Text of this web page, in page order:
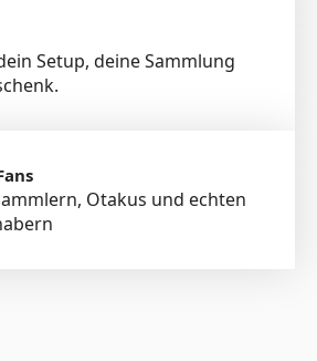
Setup, deine Sammlung
Otakus und echten